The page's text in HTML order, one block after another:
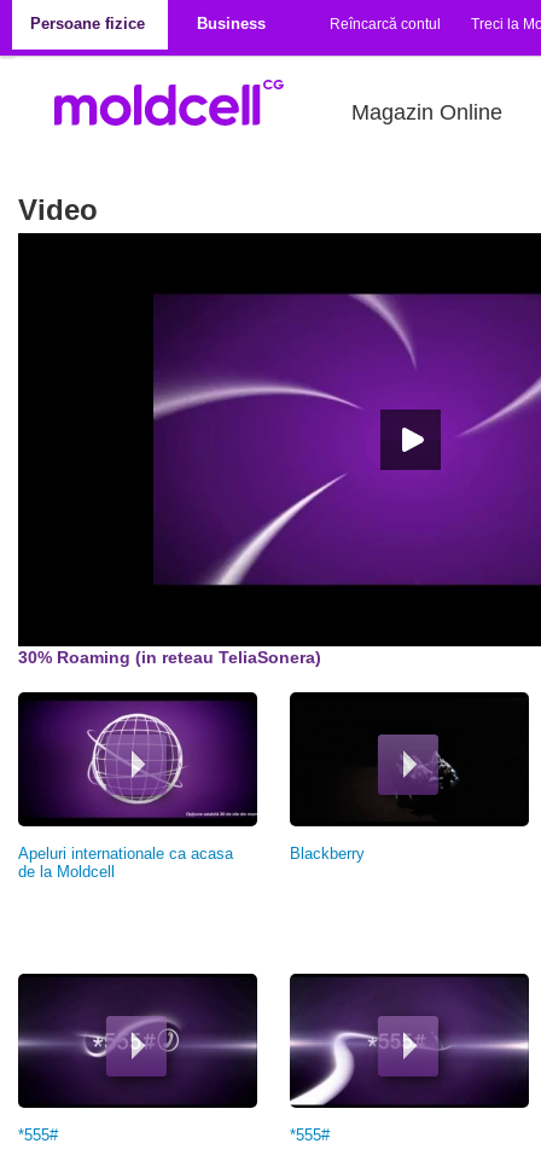
Persoane fizice
Business Reîncarcă contul Treci la
Magazin Online
Video
30% Roaming (in reteau TeliaSonera)
Apeluri internationale ca acasa
de la Moldcell
Blackberry
*555# *555#
Pagini